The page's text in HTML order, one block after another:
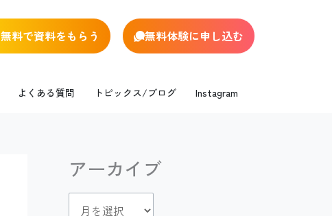
無料で資料をもらう 無料体験に申し込む
よくある質問 トピックス/ブログ Instagram
アーカイブ